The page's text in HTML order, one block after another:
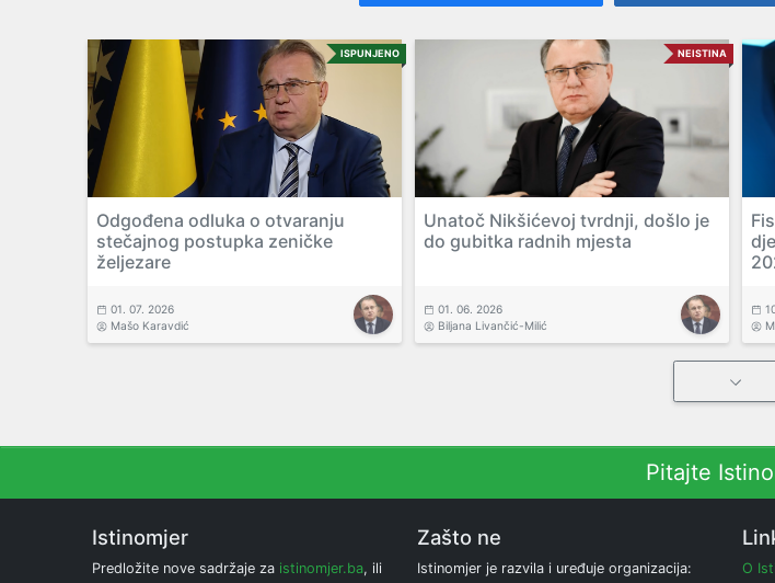
ISPUNJENO
Odgođena odluka o otvaranju
stečajnog postupka zeničke
željezare
01. 07. 2026
Mašo Karavdić
NEISTINA
Unatoč Nikšićevoj tvrdnji, došlo je
do gubitka radnih mjesta
01. 06. 2026
Biljana Livančić-Milić
Pitajte
Istinomjer
Predložite nove sadržaje za istinomjer.ba, ili
Zašto ne
Istinomjer je razvila i uređuje organizacija:
O